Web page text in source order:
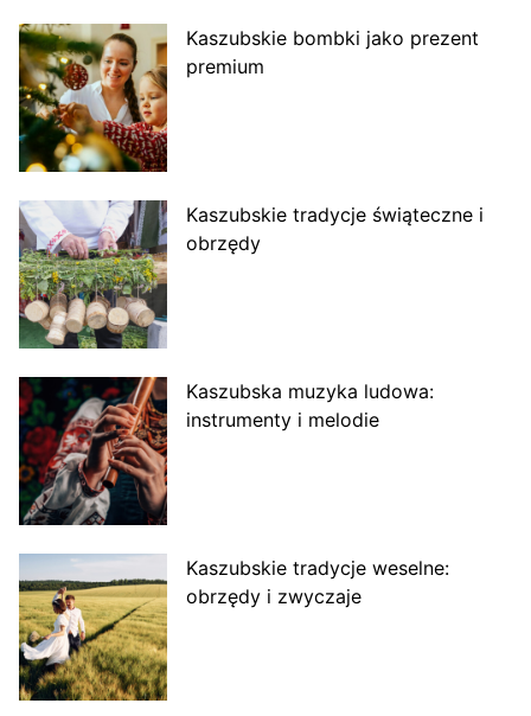
Kaszubskie bombki jako prezent
premium
Kaszubskie tradycje świąteczne i
obrzędy
Kaszubska muzyka ludowa:
instrumenty i melodie
Kaszubskie tradycje weselne:
obrzędy i zwyczaje